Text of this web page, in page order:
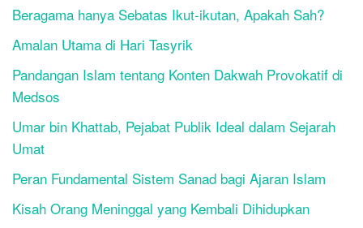
Beragama hanya Sebatas Ikut-ikutan, Apakah Sah?
Amalan Utama di Hari Tasyrik
Pandangan Islam tentang Konten Dakwah Provokatif di
Medsos
Umar bin Khattab, Pejabat Publik Ideal dalam Sejarah
Umat
Peran Fundamental Sistem Sanad bagi Ajaran Islam
Kisah Orang Meninggal yang Kembali Dihidupkan